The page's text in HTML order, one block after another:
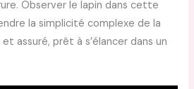
Observer le lapin dans cette
la simplicité complexe de la
assuré, prêt à s’élancer dans un